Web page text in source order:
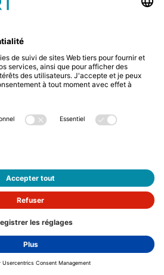
? Alors sil vous plaît
Nexopart 2026
Mentions légales
GTCs
GTCP
Français